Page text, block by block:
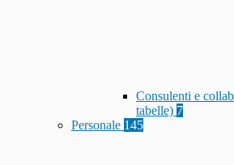
Consulenti e
tabelle) 7
Personale 145